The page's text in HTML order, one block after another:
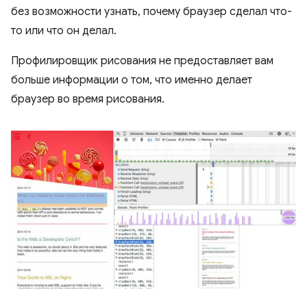
без возможности узнать, почему браузер сделал что-
то или что он делал.
Профилировщик рисования не предоставляет вам
больше информации о том, что именно делает
браузер во время рисования.